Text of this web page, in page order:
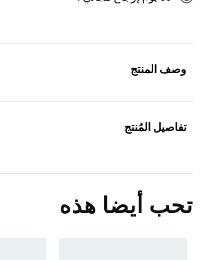
وصف المنتج
تفاصيل المُنتج
تحب أيضا هذه